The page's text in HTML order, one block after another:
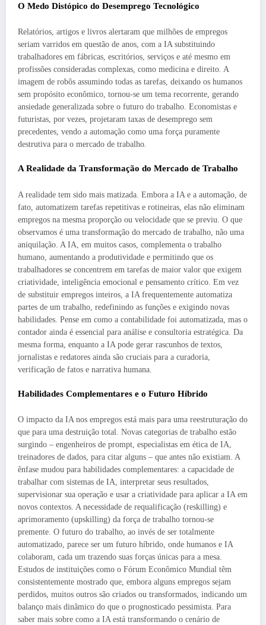
O Medo Distópico do Desemprego Tecnológico
Relatórios, artigos e livros alertaram que milhões de empregos
seriam varridos em questão de anos, com a IA substituindo
trabalhadores em fábricas, escritórios, serviços e até mesmo em
profissões consideradas complexas, como medicina e direito. A
imagem de robôs assumindo todas as tarefas, deixando os humanos
sem propósito econômico, tornou-se um tema recorrente, gerando
ansiedade generalizada sobre o futuro do trabalho. Economistas e
futuristas, por vezes, projetaram taxas de desemprego sem
precedentes, vendo a automação como uma força puramente
destrutiva para o mercado de trabalho.
A Realidade da Transformação do Mercado de Trabalho
A realidade tem sido mais matizada. Embora a IA e a automação, de
fato, automatizem tarefas repetitivas e rotineiras, elas não eliminam
empregos na mesma proporção ou velocidade que se previu. O que
observamos é uma transformação do mercado de trabalho, não uma
aniquilação. A IA, em muitos casos, complementa o trabalho
humano, aumentando a produtividade e permitindo que os
trabalhadores se concentrem em tarefas de maior valor que exigem
criatividade, inteligência emocional e pensamento crítico. Em vez
de substituir empregos inteiros, a IA frequentemente automatiza
partes de um trabalho, redefinindo as funções e exigindo novas
habilidades. Pense em como a contabilidade foi automatizada, mas o
contador ainda é essencial para análise e consultoria estratégica. Da
mesma forma, enquanto a IA pode gerar rascunhos de textos,
jornalistas e redatores ainda são cruciais para a curadoria,
verificação de fatos e narrativa humana.
Habilidades Complementares e o Futuro Híbrido
O impacto da IA nos empregos está mais para uma reestruturação do
que para uma destruição total. Novas categorias de trabalho estão
surgindo – engenheiros de prompt, especialistas em ética de IA,
treinadores de dados, para citar alguns – que antes não existiam. A
ênfase mudou para habilidades complementares: a capacidade de
trabalhar com sistemas de IA, interpretar seus resultados,
supervisionar sua operação e usar a criatividade para aplicar a IA em
novos contextos. A necessidade de requalificação (reskilling) e
aprimoramento (upskilling) da força de trabalho tornou-se
premente. O futuro do trabalho, ao invés de ser totalmente
automatizado, parece ser um futuro híbrido, onde humanos e IA
colaboram, cada um trazendo suas forças únicas para a mesa.
Estudos de instituições como o Fórum Econômico Mundial têm
consistentemente mostrado que, embora alguns empregos sejam
perdidos, muitos outros são criados ou transformados, indicando um
balanço mais dinâmico do que o prognosticado pessimista. Para
saber mais sobre como a IA está transformando o cenário de